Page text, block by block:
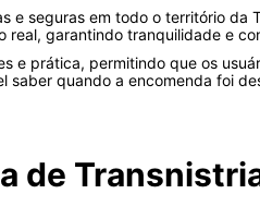
e seguras em todo o território da
garantindo tranquilidade e
e prática, permitindo que os
saber quando a encomenda foi
de